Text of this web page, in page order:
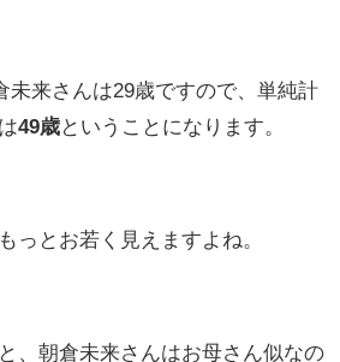
未来さんは29歳ですので、単純計
49歳ということになります。
っとお若く見えますよね。
、朝倉未来さんはお母さん似なの